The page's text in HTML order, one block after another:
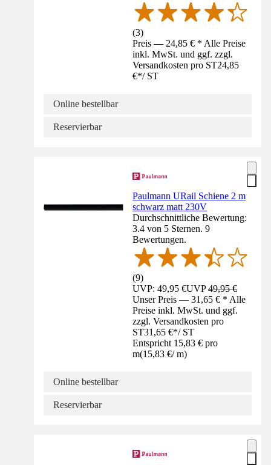
(3)
Preis — 24,85 € * Alle Preise
inkl. MwSt. und ggf. zzgl.
Versandkosten pro ST24,85
€*/ ST
Online bestellbar
Reservierbar
Paulmann URail Schiene 2 m
schwarz matt 230V
Durchschnittliche Bewertung:
3.4 von 5 Sternen. 9
Bewertungen.
(9)
UVP: 49,95 €UVP49,95 €
Unser Preis — 31,65 € * Alle
Preise inkl. MwSt. und ggf.
zzgl. Versandkosten pro
ST31,65 €*/ ST
Entspricht 15,83 € pro
m(15,83 €/ m)
Online bestellbar
Reservierbar